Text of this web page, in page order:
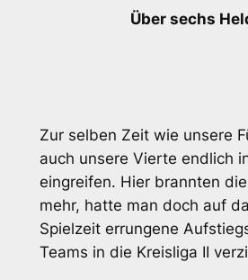
Über sechs
Zur selben Zeit wie unsere
auch unsere Vierte endlich
eingreifen. Hier brannten
mehr, hatte man doch auf
Spielzeit errungene
Teams in die Kreisliga II